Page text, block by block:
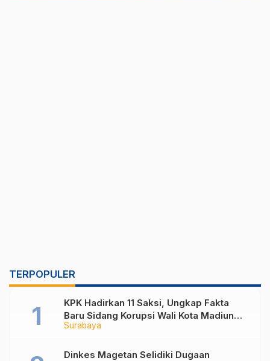
TERPOPULER
Surabaya
KPK Hadirkan 11 Saksi, Ungkap Fakta
Baru Sidang Korupsi Wali Kota Madiun
Nonaktif Maidi
Dinkes Magetan Selidiki Dugaan